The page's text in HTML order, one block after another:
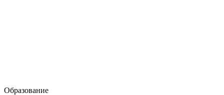
Образование